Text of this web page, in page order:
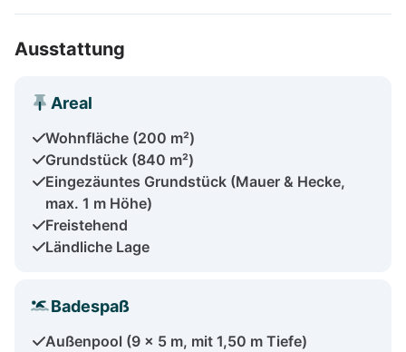
Ausstattung
Areal
Wohnfläche (200 m²)
Grundstück (840 m²)
Eingezäuntes Grundstück (Mauer & Hecke,
max. 1 m Höhe)
Freistehend
Ländliche Lage
Badespaß
Außenpool (9 x 5 m, mit 1,50 m Tiefe)